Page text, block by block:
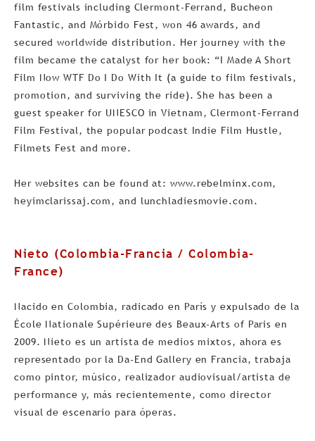
film festivals including Clermont-Ferrand, Bucheon
Fantastic, and Mórbido Fest, won 46 awards, and
secured worldwide distribution. Her journey with the
film became the catalyst for her book: “I Made A Short
Film Now WTF Do I Do With It (a guide to film festivals,
promotion, and surviving the ride). She has been a
guest speaker for UNESCO in Vietnam, Clermont-Ferrand
Film Festival, the popular podcast Indie Film Hustle,
Filmets Fest and more.
Her websites can be found at: www.rebelminx.com,
heyimclarissaj.com, and lunchladiesmovie.com.
Nieto (Colombia-Francia / Colombia-
France)
Nacido en Colombia, radicado en París y expulsado de la
École Nationale Supérieure des Beaux-Arts of Paris en
2009. Nieto es un artista de medios mixtos, ahora es
representado por la Da-End Gallery en Francia, trabaja
como pintor, músico, realizador audiovisual/artista de
performance y, más recientemente, como director
visual de escenario para óperas.